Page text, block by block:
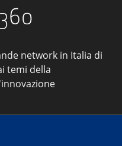
network in Italia di
temi della